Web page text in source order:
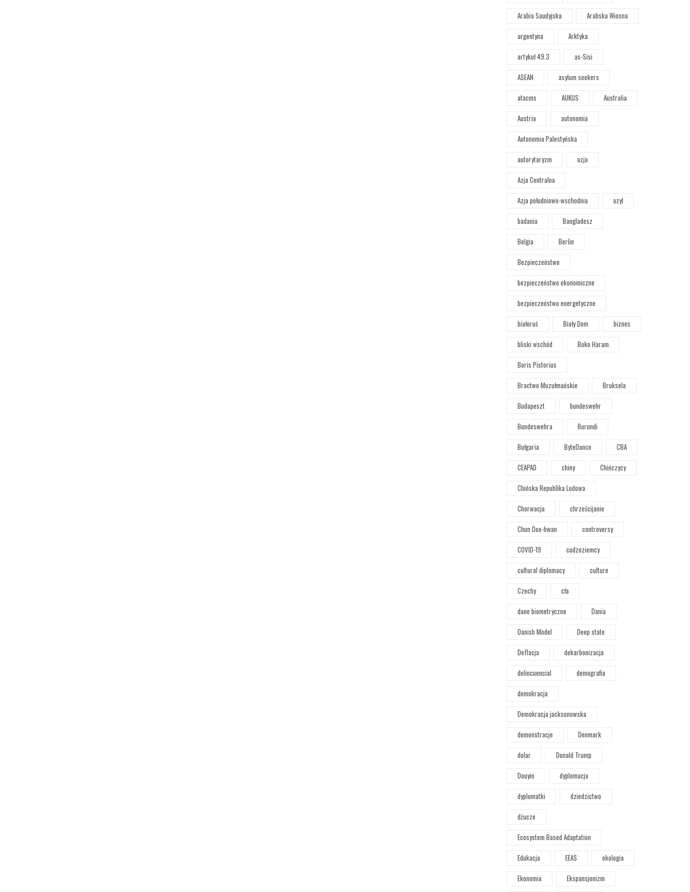
Arabia Saudyjska
Arabska Wiosna
argentyna
Arktyka
artykuł 49.3
as-Sisi
ASEAN
asylum seekers
atacms
AUKUS
Australia
Austria
autonomia
Autonomia Palestyńska
autorytaryzm
azja
Azja Centralna
Azja południowo-wschodnia
azyl
badania
Bangladesz
Belgia
Berlin
Bezpieczeństwo
bezpieczeństwo ekonomiczne
bezpieczeństwo energetyczne
białoruś
Biały Dom
biznes
bliski wschód
Boko Haram
Boris Pistorius
Bractwo Muzułmańskie
Bruksela
Budapeszt
bundeswehr
Bundeswehra
Burundi
Bułgaria
ByteDance
CBA
CEAPAD
chiny
Chińczycy
Chińska Republika Ludowa
Chorwacja
chrześcijanie
Chun Doo-hwan
controversy
COVID-19
cudzoziemcy
cultural diplomacy
culture
Czechy
cła
dane biometryczne
Dania
Danish Model
Deep state
Deflacja
dekarbonizacja
delincuencial
demografia
demokracja
Demokracja jacksonowska
demonstracje
Denmark
dolar
Donald Trump
Douyin
dyplomacja
dyplomatki
dziedzictwo
dżucze
Ecosystem Based Adaptation
Edukacja
EEAS
ekologia
Ekonomia
Ekspansjonizm